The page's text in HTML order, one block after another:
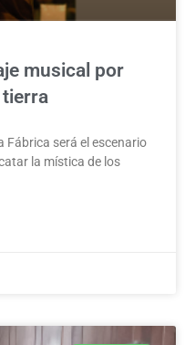
musical por
tierra
Fábrica será el escenario
la mística de los